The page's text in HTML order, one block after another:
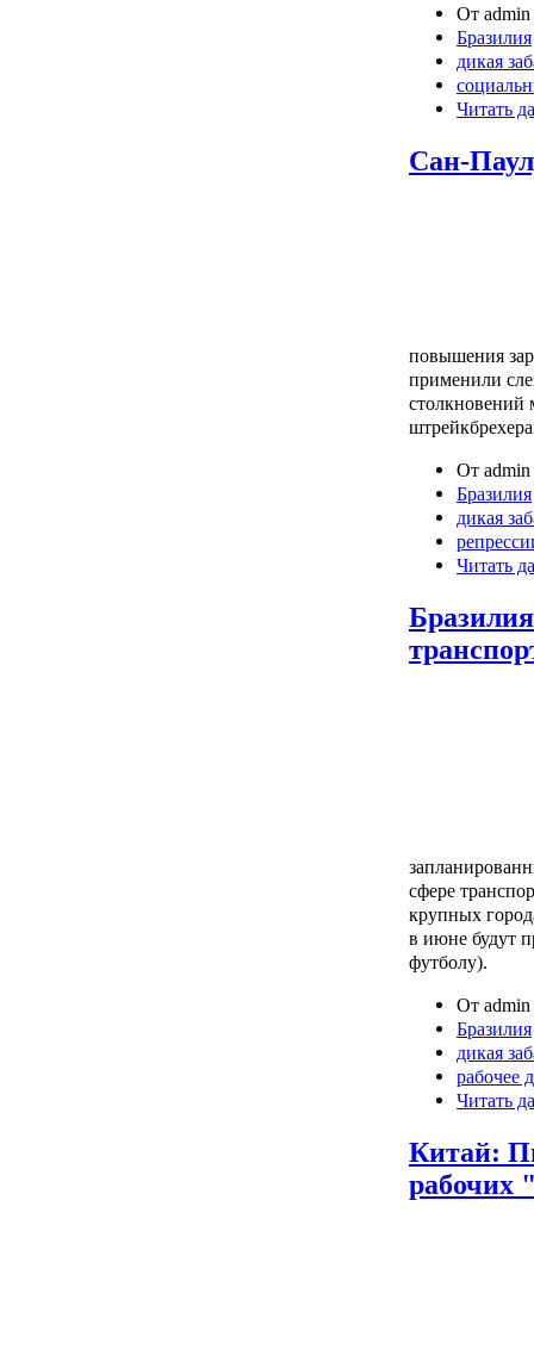
От admin
Бразилия
дикая
Читать
Сан-
повышения
применили
От admin
Бразилия
дикая
Читать
сфере
крупных
в июне будут
футболу).
От admin
Бразилия
дикая
рабочее
Читать
Китай: